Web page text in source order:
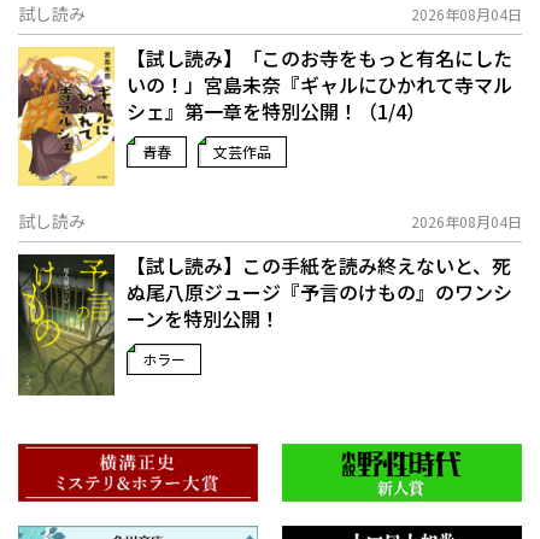
試し読み 2026年08月04日
【試し読み】「このお寺をもっと有名にした
いの！」宮島未奈『ギャルにひかれて寺マル
シェ』第一章を特別公開！（1/4）
青春 文芸作品
試し読み 2026年08月04日
【試し読み】この手紙を読み終えないと、死
ぬ――尾八原ジュージ『予言のけもの』のワンシ
ーンを特別公開！
ホラー